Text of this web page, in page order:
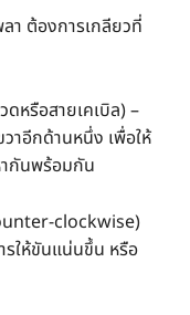
า ต้องการเกลียวที่
หรือสายเคเบิล) –
าอีกด้านหนึ่ง เพื่อให้
กันพร้อมกัน
clockwise)
รให้ขันแน่นขึ้น หรือ